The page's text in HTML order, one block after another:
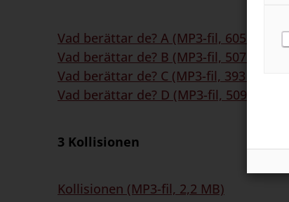
Vad berättar de? A (MP3-fil, 605 kB)
Vad berättar de? B (MP3-fil, 507 kB)
Vad berättar de? C (MP3-fil, 393 kB)
Vad berättar de? D (MP3-fil, 509 kB)
3 Kollisionen
Kollisionen (MP3-fil, 2,2 MB)